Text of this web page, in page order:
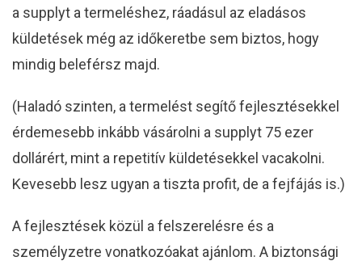
a supplyt a termeléshez, ráadásul az eladásos
küldetések még az időkeretbe sem biztos, hogy
mindig beleférsz majd.
(Haladó szinten, a termelést segítő fejlesztésekkel
érdemesebb inkább vásárolni a supplyt 75 ezer
dollárért, mint a repetitív küldetésekkel vacakolni.
Kevesebb lesz ugyan a tiszta profit, de a fejfájás is.)
A fejlesztések közül a felszerelésre és a
személyzetre vonatkozóakat ajánlom. A biztonsági